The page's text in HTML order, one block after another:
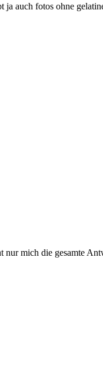
ja auch fotos ohne
mich die gesamte